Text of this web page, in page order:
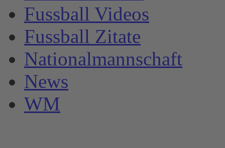
Fussball Videos
Fussball Zitate
Nationalmannschaft
News
WM